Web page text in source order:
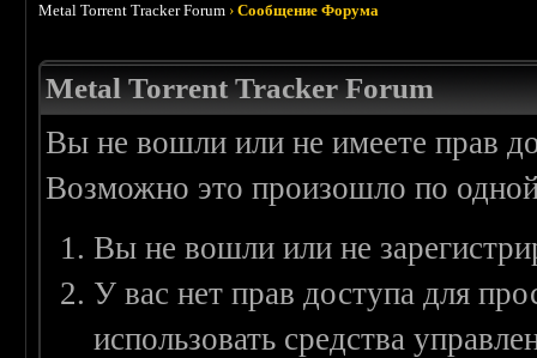
Metal Torrent Tracker Forum ›Сообщение Форума
Metal Torrent Tracker Forum
Вы не вошли или не имеете прав
Возможно это произошло по
Вы не вошли или не
У вас нет прав доступа для
использовать средства